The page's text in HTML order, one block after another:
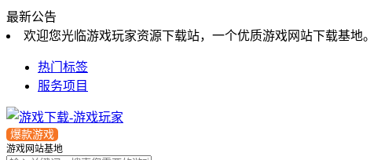
最新公告
欢迎您光临游戏玩家资源下载站，一个优质游戏网站下载基地。
热门标签
服务项目
爆款游戏
游戏网站基地